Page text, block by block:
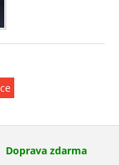
Doprava zdarma